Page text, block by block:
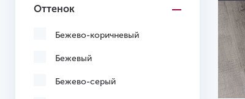
Оттенок
Бежево-коричневый
Бежевый
Бежево-серый